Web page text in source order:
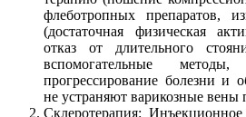
флеботропных препаратов,
(достаточная физическая
отказ от длительного
вспомогательные
прогрессирование болезни и
не устраняют варикозные вены
Склеротерапия: